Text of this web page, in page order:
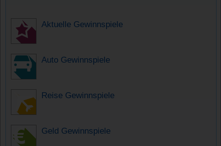
Aktuelle Gewinnspiele
Auto Gewinnspiele
Reise Gewinnspiele
Geld Gewinnspiele